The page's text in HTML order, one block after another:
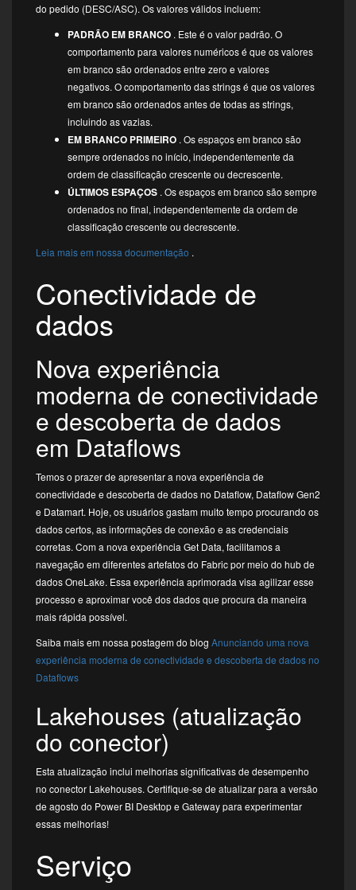
do pedido (DESC/ASC). Os valores válidos incluem:
PADRÃO EM BRANCO . Este é o valor padrão. O
comportamento para valores numéricos é que os valores
em branco são ordenados entre zero e valores
negativos. O comportamento das strings é que os valores
em branco são ordenados antes de todas as strings,
incluindo as vazias.
EM BRANCO PRIMEIRO . Os espaços em branco são
sempre ordenados no início, independentemente da
ordem de classificação crescente ou decrescente.
ÚLTIMOS ESPAÇOS . Os espaços em branco são sempre
ordenados no final, independentemente da ordem de
classificação crescente ou decrescente.
Leia mais em nossa documentação .
Conectividade de
dados
Nova experiência
moderna de conectividade
e descoberta de dados
em Dataflows
Temos o prazer de apresentar a nova experiência de
conectividade e descoberta de dados no Dataflow, Dataflow Gen2
e Datamart. Hoje, os usuários gastam muito tempo procurando os
dados certos, as informações de conexão e as credenciais
corretas. Com a nova experiência Get Data, facilitamos a
navegação em diferentes artefatos do Fabric por meio do hub de
dados OneLake. Essa experiência aprimorada visa agilizar esse
processo e aproximar você dos dados que procura da maneira
mais rápida possível.
Saiba mais em nossa postagem do blog Anunciando uma nova
experiência moderna de conectividade e descoberta de dados no
Dataflows
Lakehouses (atualização
do conector)
Esta atualização inclui melhorias significativas de desempenho
no conector Lakehouses. Certifique-se de atualizar para a versão
de agosto do Power BI Desktop e Gateway para experimentar
essas melhorias!
Serviço